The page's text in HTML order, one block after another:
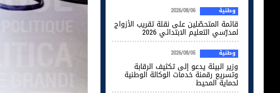
وطنية 2026/08/06
قائمة المتحصّلين على نقلة تقريب الأزواج
لمدرّسي التعليم الابتدائي 2026
وطنية 2026/08/05
وزير البيئة يدعو إلى تكثيف الرقابة
وتسريع رقمنة خدمات الوكالة الوطنية
لحماية المحيط